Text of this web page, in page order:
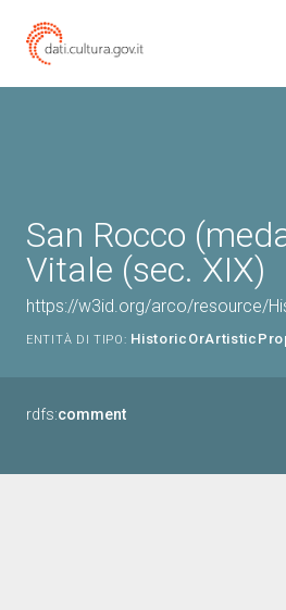
San Rocco
Vitale (sec. XIX)
https://w3id.org/arco/resource/
ENTITÀ DI TIPO:
rdfs:comment